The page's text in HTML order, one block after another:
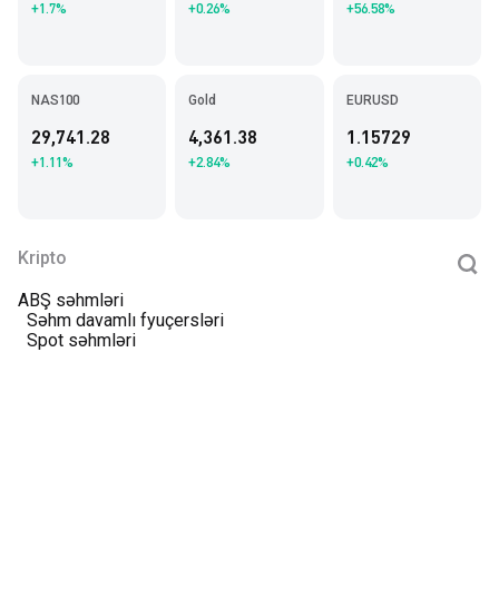
+1.7% +0.26% +56.58%
NAS100
29,741.28
+1.11%
Gold
4,361.38
+2.84%
EURUSD
1.15729
+0.42%
Kripto
ABŞ səhmləri
Səhm davamlı fyuçersləri
Spot səhmləri